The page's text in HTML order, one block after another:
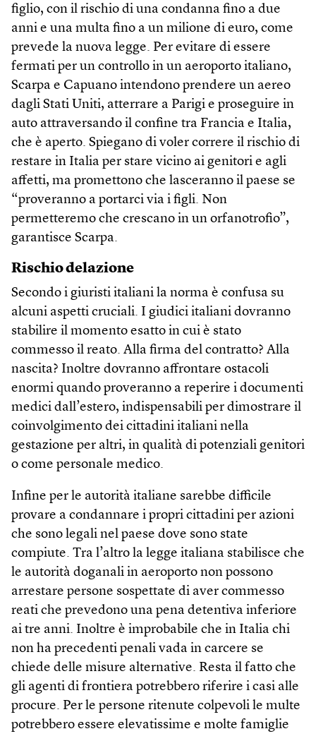
figlio, con il rischio di una condanna fino a due
anni e una multa fino a un milione di euro, come
prevede la nuova legge. Per evitare di essere
fermati per un controllo in un aeroporto italiano,
Scarpa e Capuano intendono prendere un aereo
dagli Stati Uniti, atterrare a Parigi e proseguire in
auto attraversando il confine tra Francia e Italia,
che è aperto. Spiegano di voler correre il rischio di
restare in Italia per stare vicino ai genitori e agli
affetti, ma promettono che lasceranno il paese se
“proveranno a portarci via i figli. Non
permetteremo che crescano in un orfanotrofio”,
garantisce Scarpa.
Rischio delazione
Secondo i giuristi italiani la norma è confusa su
alcuni aspetti cruciali. I giudici italiani dovranno
stabilire il momento esatto in cui è stato
commesso il reato. Alla firma del contratto? Alla
nascita? Inoltre dovranno affrontare ostacoli
enormi quando proveranno a reperire i documenti
medici dall’estero, indispensabili per dimostrare il
coinvolgimento dei cittadini italiani nella
gestazione per altri, in qualità di potenziali genitori
o come personale medico.
Infine per le autorità italiane sarebbe difficile
provare a condannare i propri cittadini per azioni
che sono legali nel paese dove sono state
compiute. Tra l’altro la legge italiana stabilisce che
le autorità doganali in aeroporto non possono
arrestare persone sospettate di aver commesso
reati che prevedono una pena detentiva inferiore
ai tre anni. Inoltre è improbabile che in Italia chi
non ha precedenti penali vada in carcere se
chiede delle misure alternative. Resta il fatto che
gli agenti di frontiera potrebbero riferire i casi alle
procure. Per le persone ritenute colpevoli le multe
potrebbero essere elevatissime e molte famiglie